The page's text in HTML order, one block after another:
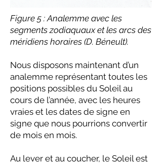
Figure 5 : Analemme avec les
segments zodiaquaux et les arcs des
méridiens horaires (D. Béneult).
Nous disposons maintenant d’un
analemme représentant toutes les
positions possibles du Soleil au
cours de l’année, avec les heures
vraies et les dates de signe en
signe que nous pourrions convertir
de mois en mois.
Au lever et au coucher, le Soleil est